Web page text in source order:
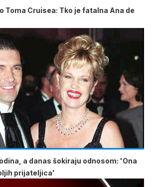
Toma Cruisea: Tko je fatalna Ana de
a danas šokiraju odnosom: 'Ona
prijateljica'